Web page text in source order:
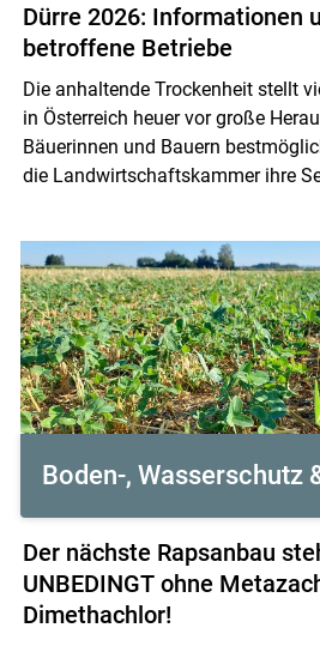
Dürre 2026: Informationen
betroffene Betriebe
Die anhaltende Trockenheit stellt
in Österreich heuer vor große
Bäuerinnen und Bauern
die Landwirtschaftskammer ihre
Fachbeiträgen und
Boden-, Wasserschutz
Der nächste Rapsanbau
UNBEDINGT ohne
Dimethachlor!